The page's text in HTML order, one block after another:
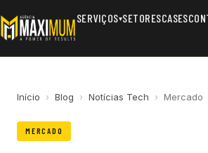
SERVIÇOS▾SETORESCASES
Início › Blog › Notícias Tech › Mercado
MERCADO